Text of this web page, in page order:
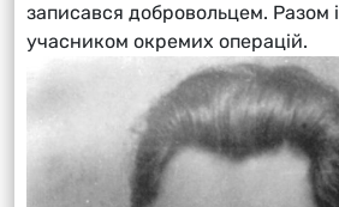
записався добровольцем. Разом
учасником окремих операцій.